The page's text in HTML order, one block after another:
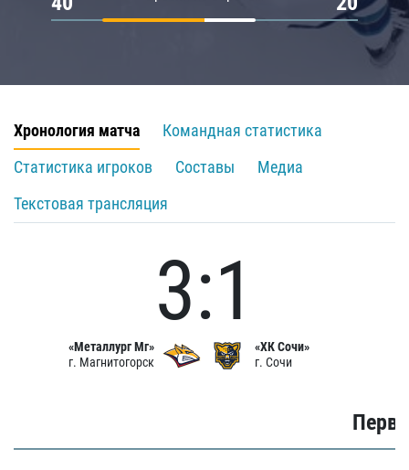
Хронология матча
Командная статистика
Статистика игроков
Составы
Медиа
Текстовая трансляция
«Металлург Мг»
г. Магнитогорск
3:1
«ХК Сочи»
г. Сочи